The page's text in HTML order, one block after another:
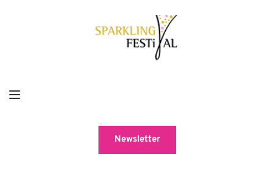
Newsletter